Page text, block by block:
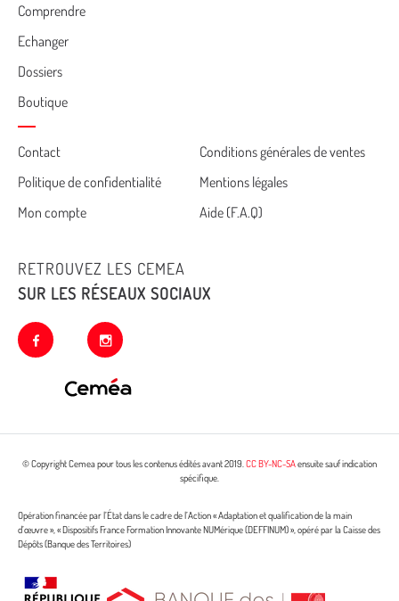
Comprendre
Echanger
Dossiers
Boutique
Cemea
footer
Contact
Conditions générales de ventes
Politique de confidentialité
Mentions légales
Mon compte
Aide (F.A.Q)
RETROUVEZ LES CEMEA
SUR LES RÉSEAUX SOCIAUX
facebook instagram
© Copyright Cemea pour tous les contenus édités avant 2019. CC BY-NC-SAensuite sauf indication
spécifique.
Opération financée par l’État dans le cadre de l’Action « Adaptation et qualification de la main
d’œuvre », « Dispositifs France Formation Innovante NUMérique (DEFFINUM) », opéré par la Caisse des
Dépôts (Banque des Territoires)